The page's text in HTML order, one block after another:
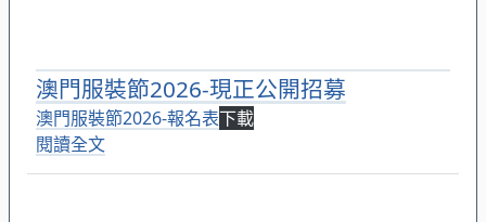
澳門服裝節2026-現正公開招募
澳門服裝節2026-報名表下載
閱讀全文